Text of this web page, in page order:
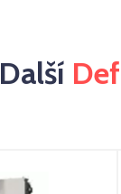
Další